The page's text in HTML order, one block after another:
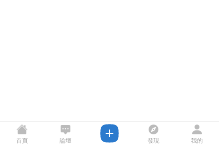
首頁 論壇 發現 我的